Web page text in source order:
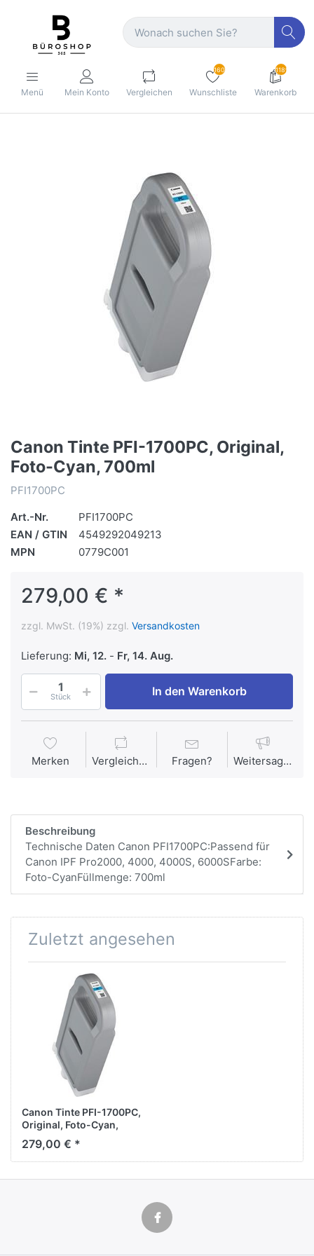
Menü Mein Konto Vergleichen
160
Wunschliste
1189
Warenkorb
Canon Tinte PFI-1700PC, Original,
Foto-Cyan, 700ml
PFI1700PC
Art.-Nr.
PFI1700PC
EAN / GTIN
4549292049213
MPN
0779C001
279,00 € *
zzgl. MwSt. (19%) zzgl. Versandkosten
Lieferung: Mi, 12. - Fr, 14. Aug.
Stück In den Warenkorb
Merken Vergleichen Fragen? Weitersagen
Beschreibung
Technische Daten Canon PFI1700PC:Passend für
Canon IPF Pro2000, 4000, 4000S, 6000SFarbe:
Foto-CyanFüllmenge: 700ml
Zuletzt angesehen
Canon Tinte PFI-1700PC,
Original, Foto-Cyan,
700ml
279,00 € *